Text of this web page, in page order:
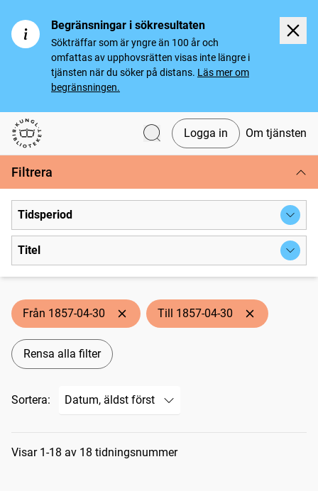
Begränsningar i sökresultaten
Sökträffar som är yngre än 100 år och
omfattas av upphovsrätten visas inte längre i
tjänsten när du söker på distans. Läs mer om
begränsningen.
Svenska tidningar
Logga in Om tjänsten
Filtrera
Tidsperiod
Titel
Från 1857-04-30 Till 1857-04-30
Rensa alla filter
Sortera:
Sökresultat
Visar 1-18 av 18 tidningsnummer